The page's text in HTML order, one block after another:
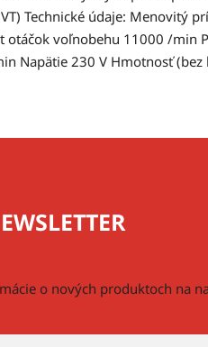
Technické údaje: Menovitý
otáčok voľnobehu 11000 /min
Napätie 230 V Hmotnosť (bez
o nových produktoch na